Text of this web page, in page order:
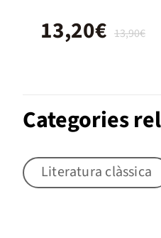
13,90€
13,20€
Categories
Literatura clàssica